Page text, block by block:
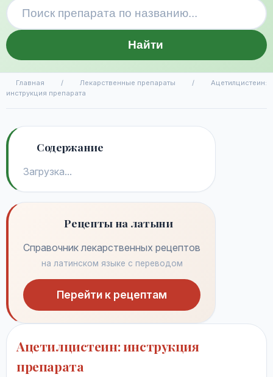
Найти
Главная / Лекарственные препараты /
Ацетилцистеин:
инструкция препарата
Содержание
Загрузка...
Рецепты на латыни
Справочник лекарственных рецептов
на латинском языке с переводом
Перейти к рецептам
Ацетилцистеин: инструкция
препарата